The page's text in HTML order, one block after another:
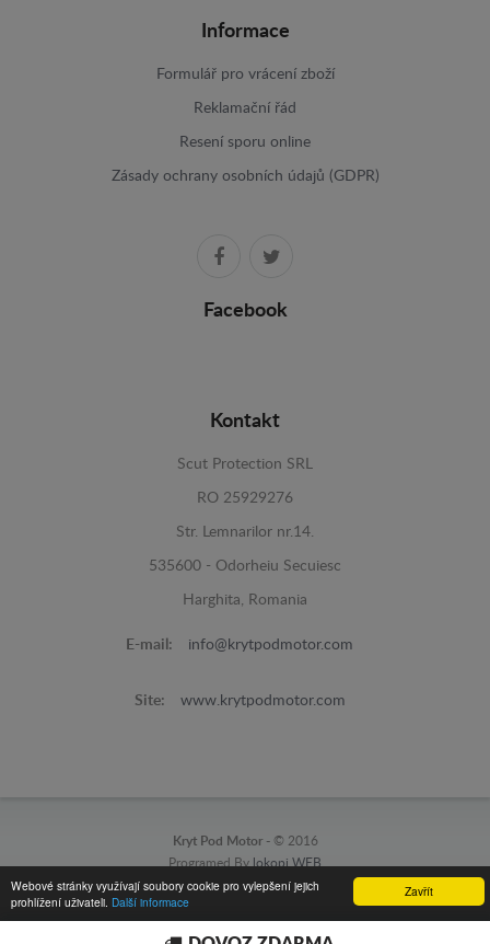
Zavřít
Webové stránky využívají soubory cookie pro vylepšení jejich
prohlížení uživateli. Další informace
Informace
Formulář pro vrácení zboží
Reklamační řád
Resení sporu online
Zásady ochrany osobních údajů (GDPR)
Facebook
Kontakt
Scut Protection SRL
RO 25929276
Str. Lemnarilor nr.14.
535600 - Odorheiu Secuiesc
Harghita, Romania
E-mail: info@krytpodmotor.com
Site: www.krytpodmotor.com
Kryt Pod Motor - © 2016
Programed By lokopi WEB